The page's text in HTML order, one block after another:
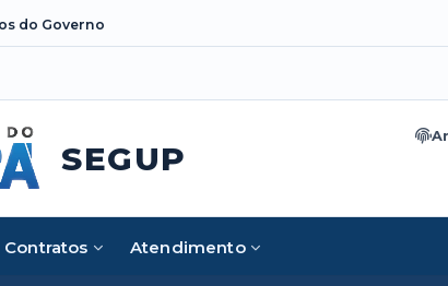
do Governo
SEGUP
Contratos Atendimento